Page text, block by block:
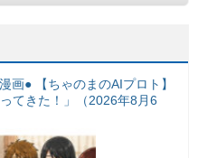
画● 【ちゃのまのAIプロト】
てきた！」（2026年8月6